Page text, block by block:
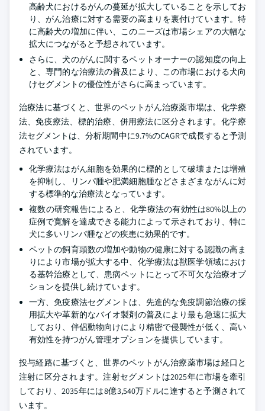
高齢犬におけるがんの蔓延が拡大していることを示してお
り、がん治療に対する需要の高まりを裏付けています。特
に高齢犬の増加に伴い、このニーズは市場シェアの大幅な
拡大につながると予想されています。
さらに、犬のがんに関するペットオーナーの認知度の向上
と、専門的な治療法の普及により、この市場における犬向
けセグメントの優位性がさらに高まっています。
治療法に基づくと、世界のペットがん治療薬市場は、化学療
法、免疫療法、標的治療、併用療法に区分されます。化学療
法セグメントは、分析期間中に9.7%のCAGRで成長すると予測
されています。
化学療法はがん細胞を効果的に標的として破壊または増殖
を抑制し、リンパ腫や肥満細胞腫などさまざまながんに対
する標準的な治療法となっています。
複数の研究報告によると、化学療法の有効性は80%以上の
症例で寛解を達成できる能力によって示されており、特に
犬に多いリンパ腫などの疾患に効果的です。
ペットの飼育頭数の増加や動物の健康に対する認識の高ま
りにより市場が拡大する中、化学療法は獣医学領域におけ
る基幹治療として、患病ペットにとって不可欠な治療オプ
ションを提供し続けています。
一方、免疫療法セグメントは、先進的な免疫調節治療の採
用拡大や革新的なバイオ製剤の普及により最も急速に拡大
しており、伴侶動物向けにより精密で侵襲性が低く、高い
有効性を持つがん管理オプションを提供しています。
投与経路に基づくと、世界のペットがん治療薬市場は経口と
注射に区分されます。注射セグメントは2025年に市場を牽引
しており、2035年には8億3,540万ドルに達すると予測されて
います。